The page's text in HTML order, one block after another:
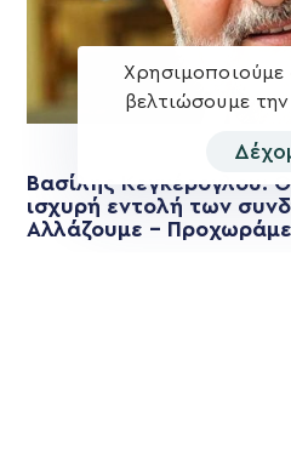
Βασίλης Κεγκέρογλου:
ισχυρή εντολή των
Αλλάζουμε –
βελτιώσουμε